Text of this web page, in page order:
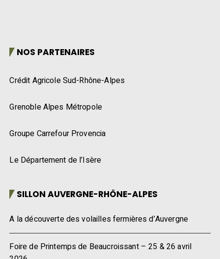
NOS PARTENAIRES
Crédit Agricole Sud-Rhône-Alpes
Grenoble Alpes Métropole
Groupe Carrefour Provencia
Le Département de l’Isère
SILLON AUVERGNE-RHÔNE-ALPES
A la découverte des volailles fermières d’Auvergne
Foire de Printemps de Beaucroissant – 25 & 26 avril